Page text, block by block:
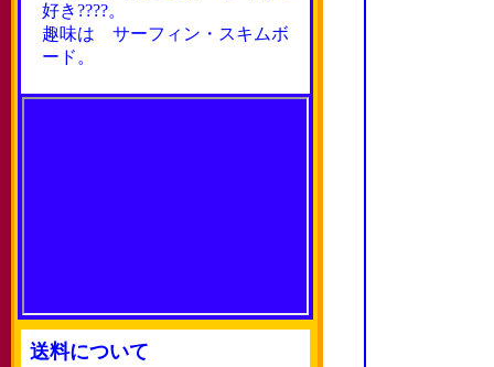
好き????。
趣味は サーフィン・スキムボ
ード。
送料について